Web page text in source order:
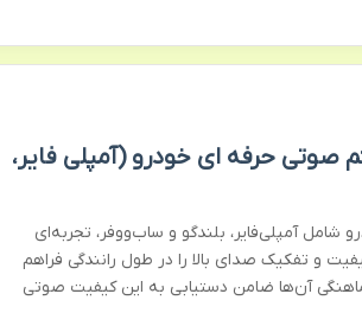
صوتی حرفه ای خودرو (آمپلی فایر،
آمپلی‌فایر، بلندگو و ساب‌ووفر، تجربه‌ای
و تفکیک صدای بالا را در طول رانندگی فراهم
آن‌ها ضامن دستیابی به این کیفیت صوتی